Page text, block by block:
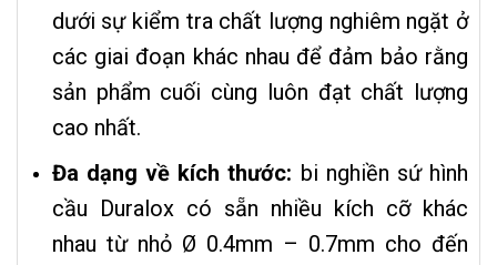
dưới sự kiểm tra chất lượng nghiêm ngặt ở
các giai đoạn khác nhau để đảm bảo rằng
sản phẩm cuối cùng luôn đạt chất lượng
cao nhất.
Đa dạng về kích thước: bi nghiền sứ hình
cầu Duralox có sẵn nhiều kích cỡ khác
nhau từ nhỏ Ø 0.4mm – 0.7mm cho đến